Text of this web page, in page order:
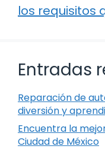
los requisitos
Entradas
Reparación de
diversión y
Encuentra la
Ciudad de México